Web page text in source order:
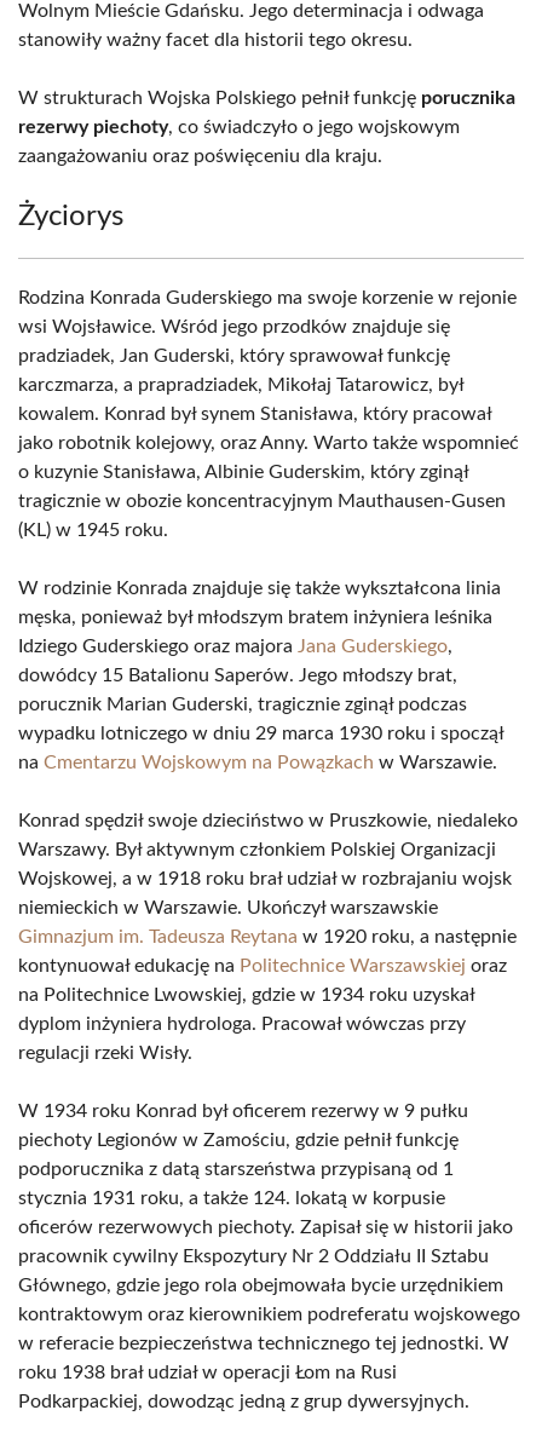
Wolnym Mieście Gdańsku. Jego determinacja i odwaga
stanowiły ważny facet dla historii tego okresu.
W strukturach Wojska Polskiego pełnił funkcję porucznika
rezerwy piechoty, co świadczyło o jego wojskowym
zaangażowaniu oraz poświęceniu dla kraju.
Życiorys
Rodzina Konrada Guderskiego ma swoje korzenie w rejonie
wsi Wojsławice. Wśród jego przodków znajduje się
pradziadek, Jan Guderski, który sprawował funkcję
karczmarza, a prapradziadek, Mikołaj Tatarowicz, był
kowalem. Konrad był synem Stanisława, który pracował
jako robotnik kolejowy, oraz Anny. Warto także wspomnieć
o kuzynie Stanisława, Albinie Guderskim, który zginął
tragicznie w obozie koncentracyjnym Mauthausen-Gusen
(KL) w 1945 roku.
W rodzinie Konrada znajduje się także wykształcona linia
męska, ponieważ był młodszym bratem inżyniera leśnika
Idziego Guderskiego oraz majora Jana Guderskiego,
dowódcy 15 Batalionu Saperów. Jego młodszy brat,
porucznik Marian Guderski, tragicznie zginął podczas
wypadku lotniczego w dniu 29 marca 1930 roku i spoczął
na Cmentarzu Wojskowym na Powązkach w Warszawie.
Konrad spędził swoje dzieciństwo w Pruszkowie, niedaleko
Warszawy. Był aktywnym członkiem Polskiej Organizacji
Wojskowej, a w 1918 roku brał udział w rozbrajaniu wojsk
niemieckich w Warszawie. Ukończył warszawskie
Gimnazjum im. Tadeusza Reytana w 1920 roku, a następnie
kontynuował edukację na Politechnice Warszawskiej oraz
na Politechnice Lwowskiej, gdzie w 1934 roku uzyskał
dyplom inżyniera hydrologa. Pracował wówczas przy
regulacji rzeki Wisły.
W 1934 roku Konrad był oficerem rezerwy w 9 pułku
piechoty Legionów w Zamościu, gdzie pełnił funkcję
podporucznika z datą starszeństwa przypisaną od 1
stycznia 1931 roku, a także 124. lokatą w korpusie
oficerów rezerwowych piechoty. Zapisał się w historii jako
pracownik cywilny Ekspozytury Nr 2 Oddziału II Sztabu
Głównego, gdzie jego rola obejmowała bycie urzędnikiem
kontraktowym oraz kierownikiem podreferatu wojskowego
w referacie bezpieczeństwa technicznego tej jednostki. W
roku 1938 brał udział w operacji Łom na Rusi
Podkarpackiej, dowodząc jedną z grup dywersyjnych.